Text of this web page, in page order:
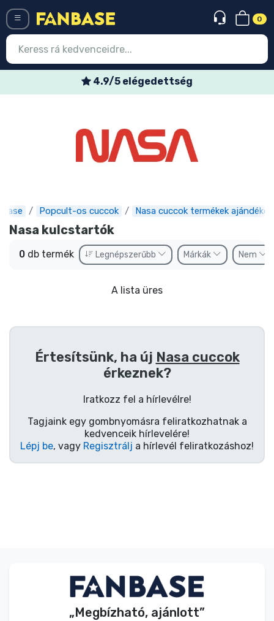
0
4.9/5 elégedettség
Popcult-os cuccok Nasa cuccok termékek ajándékok
Nasa kulcstartók
0 db termék Legnépszerűbb Márkák Nem
A lista üres
Értesítsünk, ha új Nasa cuccok
érkeznek?
Iratkozz fel a hírlevélre!
Tagjaink egy gombnyomásra feliratkozhatnak a
kedvenceik hírlevelére!
Lépj be, vagy Regisztrálj a hírlevél feliratkozáshoz!
„Megbízható, ajánlott”
Legújabb cuccok
Előrendelhető cuccok
Outlet cuccok
Filmes cuccok
Animés cuccok
Terméktípusok